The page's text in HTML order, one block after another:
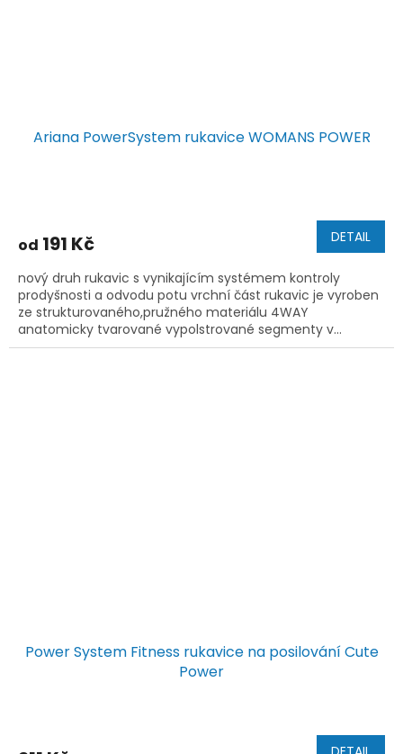
Ariana PowerSystem rukavice WOMANS POWER
od 191 Kč DETAIL
nový druh rukavic s vynikajícím systémem kontroly
prodyšnosti a odvodu potu vrchní část rukavic je vyroben
ze strukturovaného,pružného materiálu 4WAY
anatomicky tvarované vypolstrované segmenty v...
Power System Fitness rukavice na posilování Cute
Power